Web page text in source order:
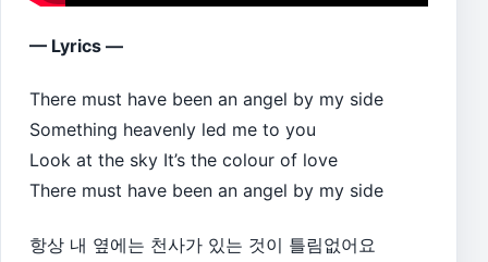
— Lyrics —
There must have been an angel by my side
Something heavenly led me to you
Look at the sky It’s the colour of love
There must have been an angel by my side
항상 내 옆에는 천사가 있는 것이 틀림없어요